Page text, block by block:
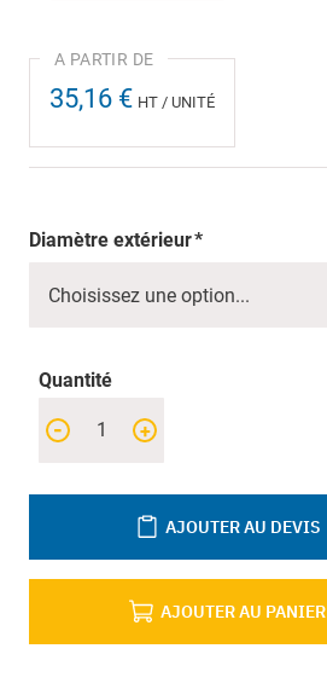
35,16 € HT / UNITÉ
Diamètre extérieur
Quantité
+
-
AJOUTER AU PANIER
AJOUTER AU DEVIS